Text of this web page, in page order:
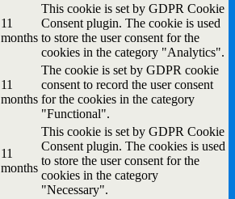
11
months
This cookie is set by GDPR Cookie
Consent plugin. The cookie is used
to store the user consent for the
cookies in the category "Analytics".
11
months
The cookie is set by GDPR cookie
consent to record the user consent
for the cookies in the category
"Functional".
11
months
This cookie is set by GDPR Cookie
Consent plugin. The cookies is used
to store the user consent for the
cookies in the category
"Necessary".